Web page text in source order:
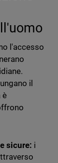
l'accesso
il
è
sicure: i